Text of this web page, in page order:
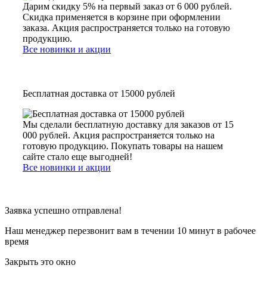
Дарим скидку 5% на первый заказ от 6 000 рублей.
Скидка применяется в корзине при оформлении
заказа. Акция распространяется только на готовую
продукцию.
Все новинки и акции
Бесплатная доставка от 15000 рублей
Мы сделали бесплатную доставку для заказов от 15
000 рублей. Акция распространяется только на
готовую продукцию. Покупать товары на нашем
сайте стало еще выгодней!
Все новинки и акции
Заявка успешно отправлена!
Наш менеджер перезвонит вам в течении 10 минут в рабочее
время
Закрыть это окно